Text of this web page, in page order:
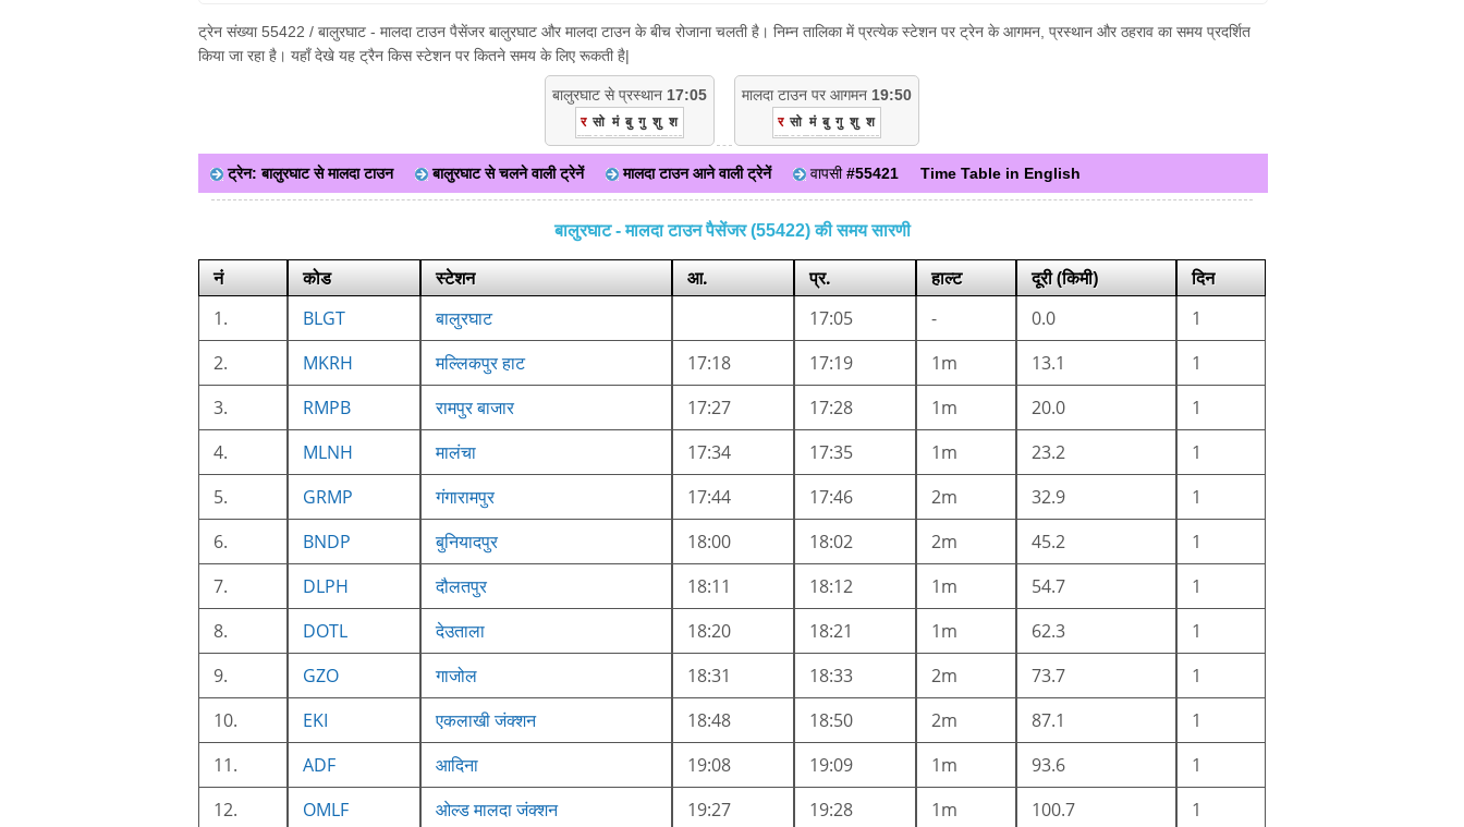
ट्रेन संख्या 55422 / बालुरघाट - मालदा टाउन पैसेंजर बालुरघाट और मालदा टाउन के बीच रोजाना चलती है। निम्न तालिका में प्रत्येक स्टेशन पर ट्रेन के आगमन, प्रस्थान और ठहराव का समय प्रदर्शित
किया जा रहा है। यहाँ देखे यह ट्रैन किस स्टेशन पर कितने समय के लिए रूकती है|
बालुरघाट से प्रस्थान 17:05
र सो मं बु गु शु श
मालदा टाउन पर आगमन 19:50
र सो मं बु गु शु श
ट्रेन: बालुरघाट से मालदा टाउन बालुरघाट से चलने वाली ट्रेनें मालदा टाउन आने वाली ट्रेनें वापसी#55421 Time Table in English
बालुरघाट - मालदा टाउन पैसेंजर (55422) की समय सारणी
नं कोड स्टेशन आ. प्र. हाल्ट दूरी (किमी)
दिन
1.
BLGT बालुरघाट 17:05 - 0.0
1
2.
MKRH मल्लिकपुर हाट 17:18 17:19 1m 13.1
1
3.
RMPB रामपुर बाजार 17:27 17:28 1m 20.0
1
4.
MLNH मालंचा 17:34 17:35 1m 23.2
1
5.
GRMP गंगारामपुर 17:44 17:46 2m 32.9
1
6.
BNDP बुनियादपुर 18:00 18:02 2m 45.2
1
7.
DLPH दौलतपुर 18:11 18:12 1m 54.7
1
8.
DOTL देउताला 18:20 18:21 1m 62.3
1
9.
GZO गाजोल 18:31 18:33 2m 73.7
1
10.
EKI एकलाखी जंक्शन 18:48 18:50 2m 87.1
1
11.
ADF आदिना 19:08 19:09 1m 93.6
1
12.
OMLF ओल्ड मालदा जंक्शन 19:27 19:28 1m 100.7
1